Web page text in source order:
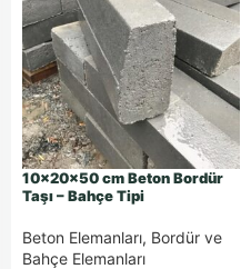
10x20x50 cm Beton Bordür
Taşı – Bahçe Tipi
Beton Elemanları, Bordür ve
Bahçe Elemanları